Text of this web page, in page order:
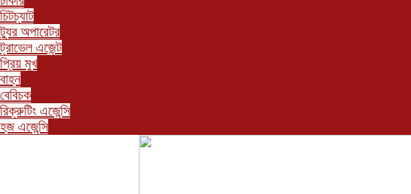
চিটচ্যাট
ট্যুর অপারেটর
ট্রাভেল এজেন্ট
প্রিয় মুখ
বাহন
বেবিচক
রিক্রুটিং এজেন্সি
হজ এজেন্সি